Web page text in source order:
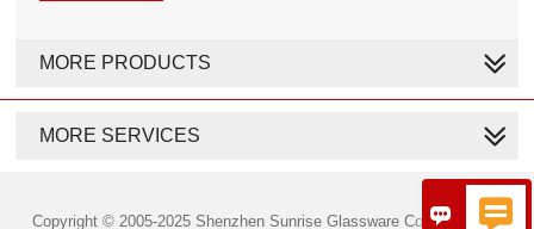
 
MORE PRODUCTS
MORE SERVICES
Copyright © 2005-2025 Shenzhen Sunrise Glassware Co., Ltd. Tous